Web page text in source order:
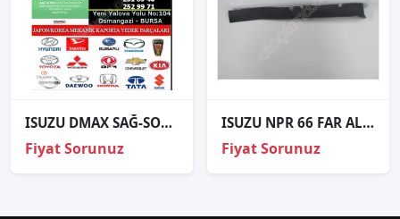
ISUZU DMAX SAĞ-SOL ÖN ÇIKMA FAR 2007-2012.,.
Fiyat Sorunuz
ISUZU NPR 66 FAR ALT ÇITA ÖN SOL 97-06
Fiyat Sorunuz